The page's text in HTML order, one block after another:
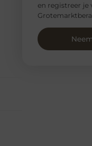
en registreer je